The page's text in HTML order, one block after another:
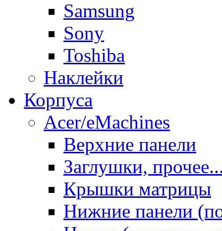
Samsung
Sony
Toshiba
Наклейки
Корпуса
Acer/eMachines
Верхние панели
Заглушки,
Крышки матрицы
Нижние панели